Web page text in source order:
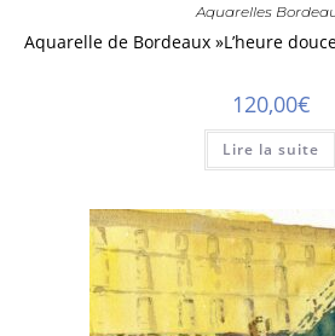
Aquarelles
Aquarelle de Bordeaux »L’heure
120,00€
Lire la suite